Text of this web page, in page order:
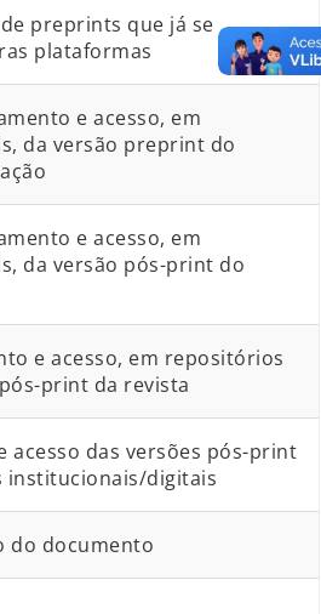
preprints que já se
plataformas
e acesso, em
da versão preprint do
e acesso, em
da versão pós-print do
e acesso, em repositórios
print da revista
acesso das versões pós-print
institucionais/digitais
do documento